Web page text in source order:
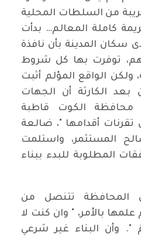
من السلطات المحلية
كاملة المعالم… بدأت
سكان المدينة بأن نافذة
توفرت بها كل شروط
ولكن الواقع المؤلم أثبت
الكارثة أن الجهات
محافظة الكوت قاطبة
أقدامها "، ضالعة
المستثمر، واستلمت
المطلوبة للبدء ببناء
المحافظة تتنصل من
بالأمر، " وان كنت لا
". وأن البناء غير شرعي